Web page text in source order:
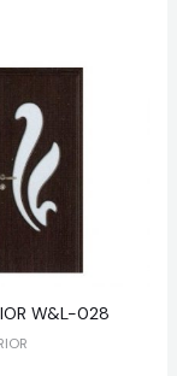
W&L-028